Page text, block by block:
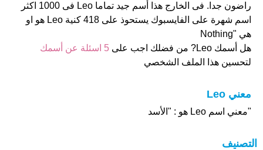
راضون جدا. فى الخارج هذا أسم جيد تماما Leo فى 1000 اكثر
اسم شهرة على الفايسبوك يستحوذ على 418 كنية Leo هو او
هي "Nothing
هل أسمك Leo? من فضلك اجب على
5 اسئلة عن أسمك
لتحسين هذا الملف الشخصي
معني Leo
"معني اسم Leo هو : "الأسد
التصنيف